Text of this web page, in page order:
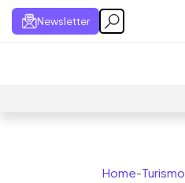
Newsletter
Home-Turismo